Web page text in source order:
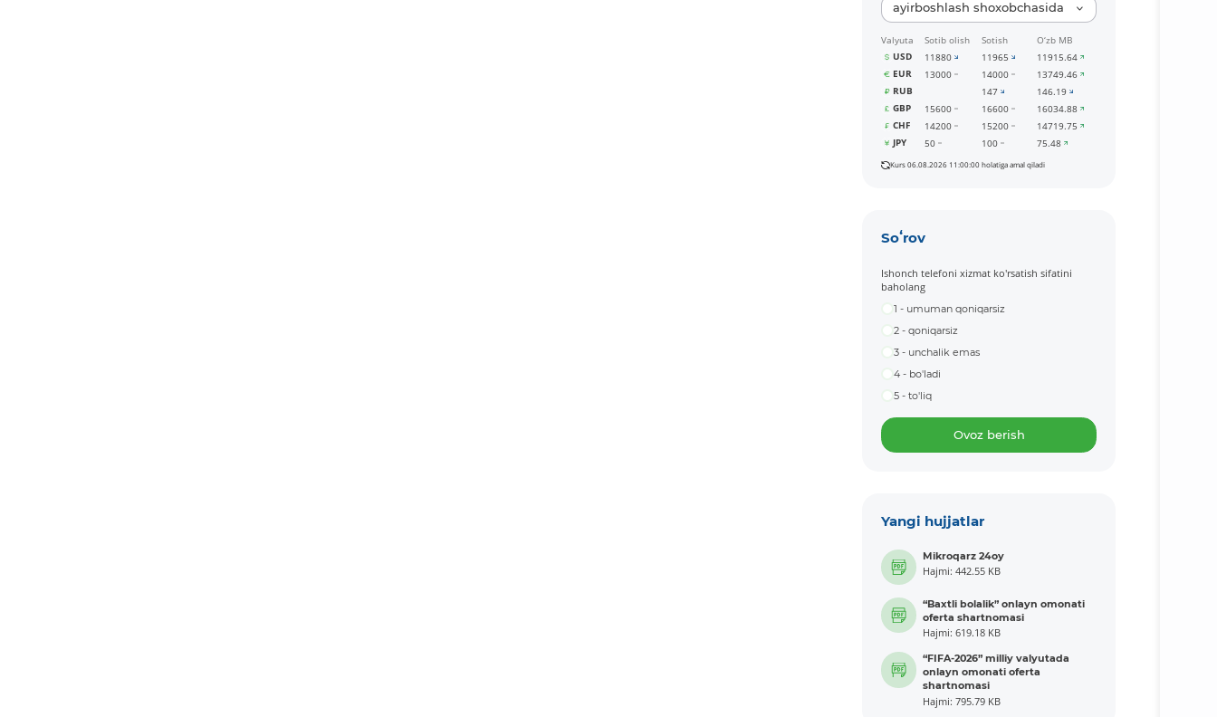
ayirboshlash shoxobchasida
Valyuta Sotib olish Sotish
O‘zb MB
USD
11880 11965
11915.64
EUR
13000 14000
13749.46
RUB
147
146.19
GBP
15600 16600
16034.88
CHF
14200 15200
14719.75
JPY
50 100 75.48
Kurs 06.08.2026 11:00:00 holatiga amal qiladi
Soʻrov
Ishonch telefoni xizmat ko'rsatish sifatini
baholang
1 - umuman qoniqarsiz
2 - qoniqarsiz
3 - unchalik emas
4 - bo'ladi
5 - to'liq
Ovoz berish
Yangi hujjatlar
Mikroqarz 24oy
Hajmi: 442.55 KB
“Baxtli bolalik” onlayn omonati
oferta shartnomasi
Hajmi: 619.18 KB
“FIFA-2026” milliy valyutada
onlayn omonati oferta
shartnomasi
Hajmi: 795.79 KB